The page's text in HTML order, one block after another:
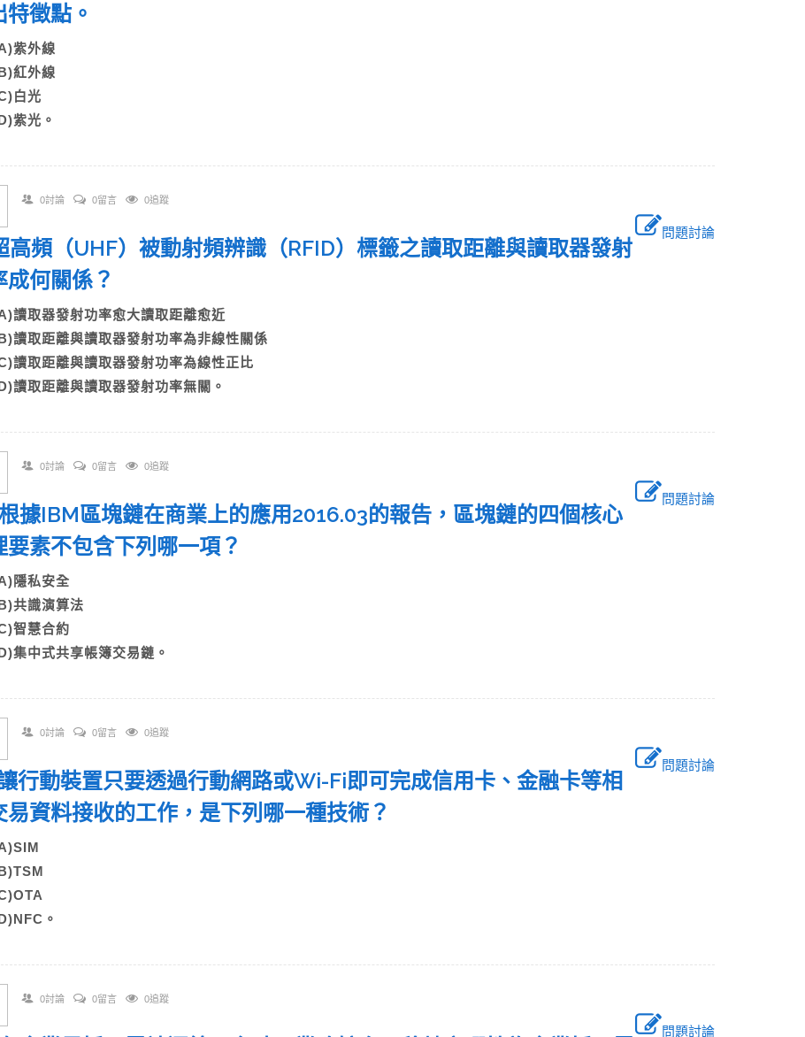
特徵點。
紫外線
紅外線
白光
紫光。
0討論 0留言 0追蹤
問題討論
高頻（UHF）被動射頻辨識（RFID）標籤之讀取距離與讀取器發射
成何關係？
讀取器發射功率愈大讀取距離愈近
讀取距離與讀取器發射功率為非線性關係
讀取距離與讀取器發射功率為線性正比
讀取距離與讀取器發射功率無關。
0討論 0留言 0追蹤
問題討論
據IBM區塊鏈在商業上的應用2016.03的報告，區塊鏈的四個核心
要素不包含下列哪一項？
隱私安全
共識演算法
智慧合約
集中式共享帳簿交易鏈。
0討論 0留言 0追蹤
問題討論
行動裝置只要透過行動網路或Wi-Fi即可完成信用卡、金融卡等相
易資料接收的工作，是下列哪一種技術？
。
0討論 0留言 0追蹤
問題討論